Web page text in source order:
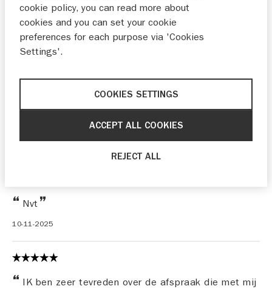
zeer vriendelijk en netjes geholpen door verkoper
20-11-2025
Alles zeer goed verlopen bij aankoop auto.
Vriendelijk en vlot personeel
Nvt
10-11-2025
IK ben zeer tevreden over de afspraak die met mij
cookie policy, you can read more about
cookies and you can set your cookie
preferences for each purpose via 'Cookies
Settings'.
COOKIES SETTINGS
REJECT ALL
ACCEPT ALL COOKIES